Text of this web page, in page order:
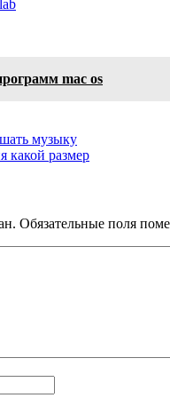
mac os
музыку
какой размер
Обязательные поля